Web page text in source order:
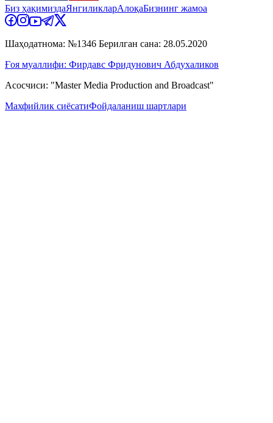
Биз ҳақимиздаЯнгиликларАлоқаБизнинг жамоа
Шаҳодатнома: №1346 Берилган сана: 28.05.2020
Ғоя муаллифи: Фирдавс Фридунович Абдухаликов
Асосчиси: "Master Media Production and Broadcast"
Махфийлик сиёсатиФойдаланиш шартлари